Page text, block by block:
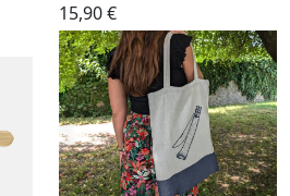
15,90 €